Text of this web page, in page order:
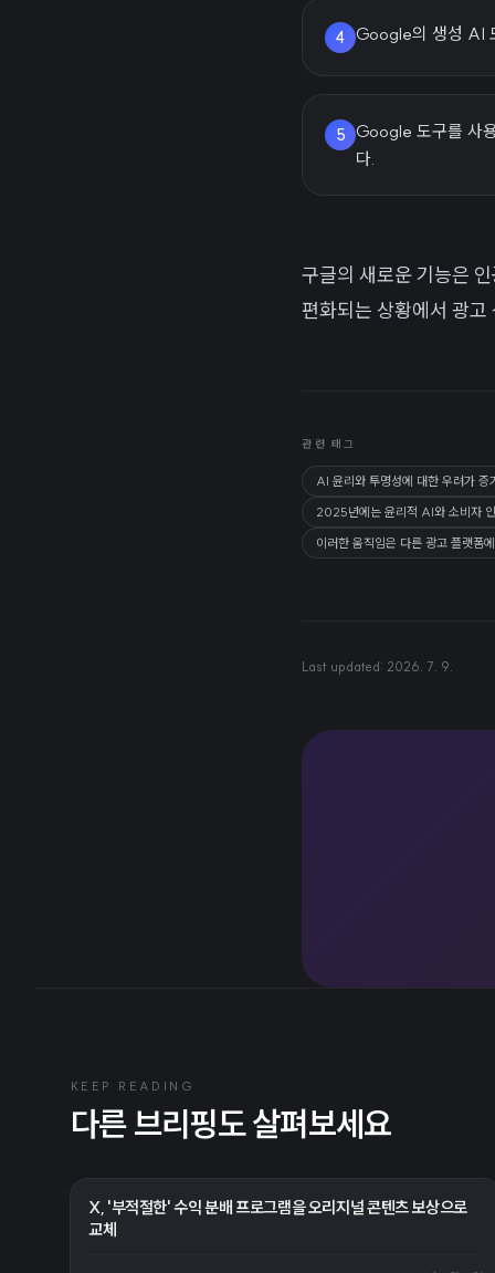
4 Google의 생성 AI
5
Google 도구를 사
다.
구글의 새로운 기능은
편화되는 상황에서 광
관련 태그
AI 윤리와 투명성에 대한 우려가 증
2025년에는 윤리적 AI와 소비자 인
이러한 움직임은 다른 광고 플랫폼
Last updated: 2026. 7. 9.
KEEP READING
다른 브리핑도 살펴보세요
X, '부적절한' 수익 분배 프로그램을 오리지널 콘텐츠 보상으로
교체